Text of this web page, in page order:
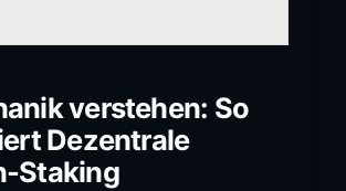
verstehen: So
Dezentrale
Staking